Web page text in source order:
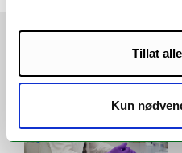
Tillat
Kun
VI ANBEFALER